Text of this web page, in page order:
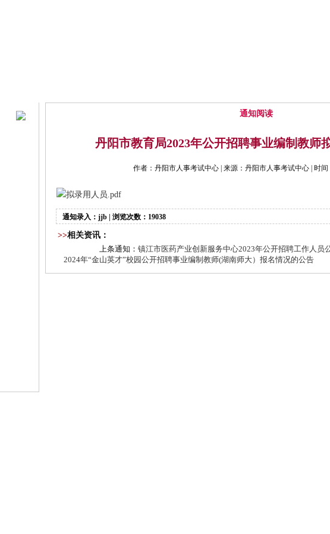
通知阅读
丹阳市教育局2023年公开招聘事业编制教师
作者：丹阳市人事考试中心 | 来源：丹阳市人事考试中心 | 时间
拟录用人员.pdf
通知录入：jjb | 浏览次数：19038
>>相关资讯：
上条通知： 镇江市医药产业创新服务中心2023年公开招聘工作人员
2024年“金山英才”校园公开招聘事业编制教师(湖南师大）报名情况的公告